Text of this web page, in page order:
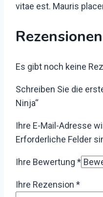
vitae est. Mauris
Rezensionen
Es gibt noch keine
Schreiben Sie die
Ninja“
Ihre E-Mail-Adresse
Erforderliche Felder
Ihre Bewertung *
Ihre Rezension *